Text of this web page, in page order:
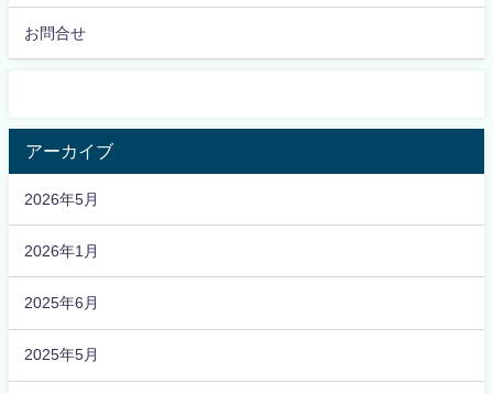
お問合せ
アーカイブ
2026年5月
2026年1月
2025年6月
2025年5月